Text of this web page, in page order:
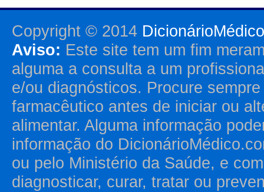
Copyright © 2014
Aviso: Este site tem um fim
alguma a consulta a um
e/ou diagnósticos. Procure
farmacêutico antes de iniciar ou
alimentar. Alguma informação
informação do
ou pelo Ministério da Saúde, e
diagnosticar, curar, tratar ou